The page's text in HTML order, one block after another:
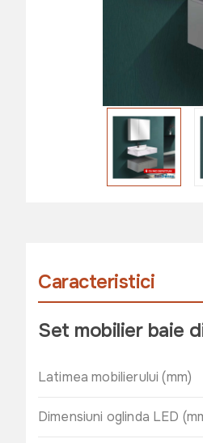
Caracteristici
Set mobilier baie
Latimea mobilierului (mm)
Dimensiuni oglinda LED